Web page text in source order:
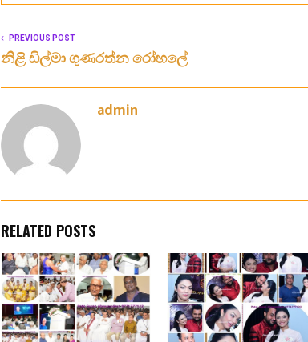
PREVIOUS POST
නිළි ඩිල්මා ගුණරත්න රෝහලේ
admin
RELATED POSTS